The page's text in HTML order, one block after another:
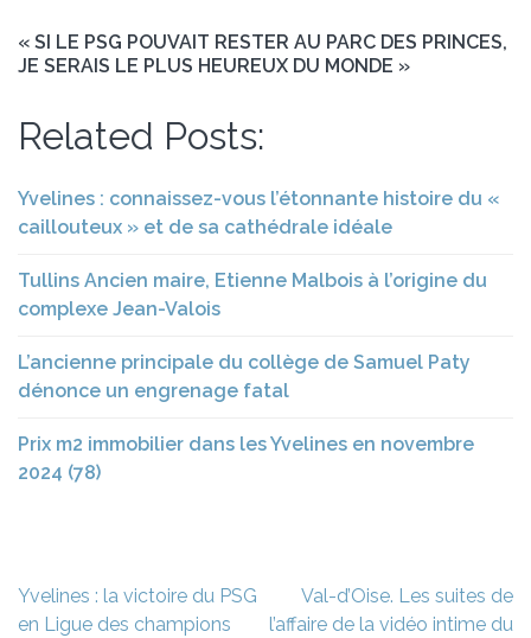
« SI LE PSG POUVAIT RESTER AU PARC DES PRINCES,
JE SERAIS LE PLUS HEUREUX DU MONDE »
Related Posts:
Yvelines : connaissez-vous l’étonnante histoire du «
caillouteux » et de sa cathédrale idéale
Tullins Ancien maire, Etienne Malbois à l’origine du
complexe Jean-Valois
L’ancienne principale du collège de Samuel Paty
dénonce un engrenage fatal
Prix m2 immobilier dans les Yvelines en novembre
2024 (78)
Navigation
de
Yvelines : la victoire du PSG
en Ligue des champions
Val-d’Oise. Les suites de
l’affaire de la vidéo intime du